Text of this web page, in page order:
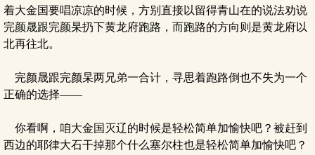
着大金国要唱凉凉的时候，方别直接以留得青山在的说法劝说
完颜晟跟完颜杲扔下黄龙府跑路，而跑路的方向则是黄龙府以
北再往北。
完颜晟跟完颜杲两兄弟一合计，寻思着跑路倒也不失为一个
正确的选择——
你看啊，咱大金国灭辽的时候是轻松简单加愉快吧？被赶到
西边的耶律大石干掉那个什么塞尔柱也是轻松简单加愉快吧？